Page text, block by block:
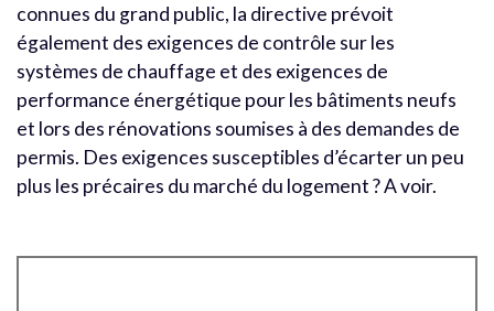
connues du grand public, la directive prévoit
également des exigences de contrôle sur les
systèmes de chauffage et des exigences de
performance énergétique pour les bâtiments neufs
et lors des rénovations soumises à des demandes de
permis. Des exigences susceptibles d’écarter un peu
plus les précaires du marché du logement ? A voir.